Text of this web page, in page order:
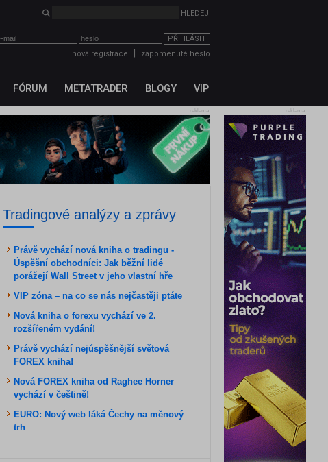
HLEDEJ
PŘIHLÁSIT
nová registrace
zapomenuté heslo
FÓRUM METATRADER BLOGY VIP
reklama
reklama
Tradingové analýzy a zprávy
Právě vychází nová kniha o tradingu -
Úspěšní obchodníci: Jak běžní lidé
porážejí Wall Street v jeho vlastní hře
VIP zóna – na co se nás nejčastěji ptáte
Nová kniha o forexu vychází ve 2.
rozšířeném vydání!
Právě vychází nejúspěšnější světová
FOREX kniha!
Nová FOREX kniha od Raghee Horner
vychází v češtině!
EURO: Nový web láká Čechy na měnový
trh